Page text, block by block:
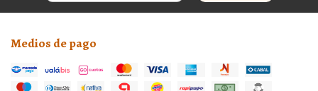
Medios de pago